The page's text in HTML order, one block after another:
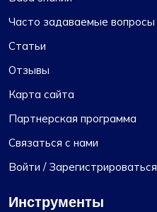
Часто задаваемые вопросы
Статьи
Отзывы
Карта сайта
Партнерская программа
Связаться с нами
Войти / Зарегистрироваться
Инструменты